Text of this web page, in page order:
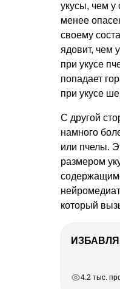
укусы, чем у
менее
своему
ядовит, чем
при укусе
попадает
при укусе
С другой
намного
или пчелы.
размером
который
4.2 тыс.